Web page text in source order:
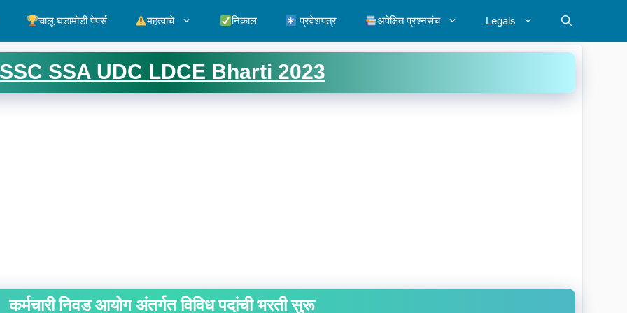
चालू घडामोडी पेपर्स महत्वाचे निकाल प्रवेशपत्र अपेक्षित प्रश्नसंच Legals
SSC SSA UDC LDCE Bharti 2023
कर्मचारी निवड आयोग अंतर्गत विविध पदांची भरती सुरू